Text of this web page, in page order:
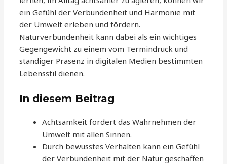
ein Gefühl der Verbundenheit und Harmonie mit
der Umwelt erleben und fördern.
Naturverbundenheit kann dabei als ein wichtiges
Gegengewicht zu einem vom Termindruck und
ständiger Präsenz in digitalen Medien bestimmten
Lebensstil dienen.
In diesem Beitrag
Achtsamkeit fördert das Wahrnehmen der
Umwelt mit allen Sinnen.
Durch bewusstes Verhalten kann ein Gefühl
der Verbundenheit mit der Natur geschaffen